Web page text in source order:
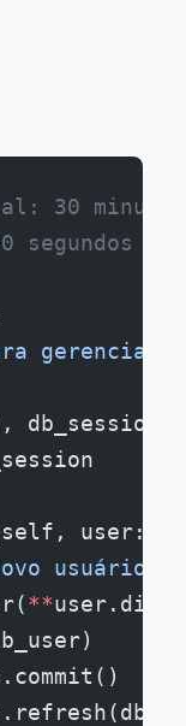
30
segundos de
gerenciar
db_session:
user:
usuário"""
**